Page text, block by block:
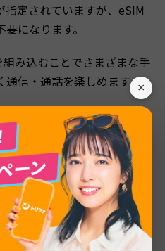
×
定されていますが、eSIM
になります。
み込むことでさまざまな手
信・通話を楽しめます。
に組み込める
ですが、デュアルSIMに対
れば2つの回線を組み込め
を利用できることで、電話
リスク低減などが可能で